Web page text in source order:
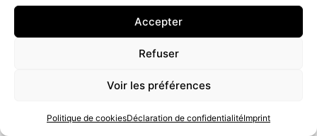
Accepter
Refuser
Voir les préférences
Politique de cookiesDéclaration de confidentialitéImprint